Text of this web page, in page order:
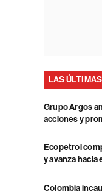
LAS
Grupo Argos
acciones y
Ecopetrol
y avanza
Colombia